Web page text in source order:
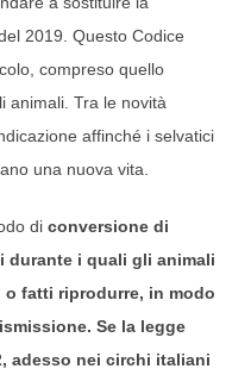
2019. Questo Codice
compreso quello
animali. Tra le novità
affinché i selvatici
una nuova vita.
di conversione di
durante i quali gli animali
fatti riprodurre, in modo
Se la legge
adesso nei circhi italiani